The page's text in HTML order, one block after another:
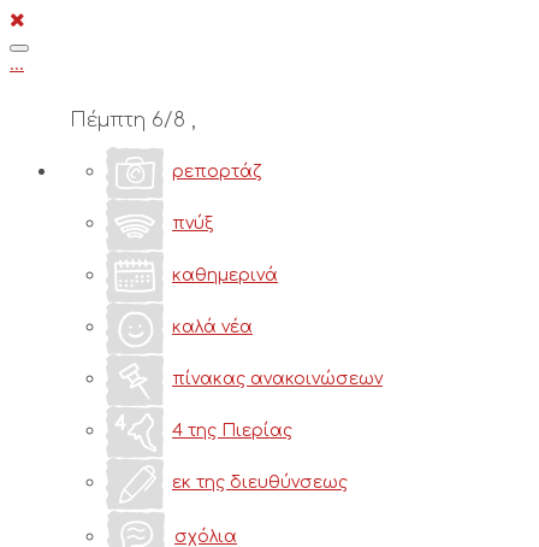
Toggle
navigation
...
Πέμπτη 6/8 ,
ρεπορτάζ
πνύξ
καθημερινά
καλά νέα
πίνακας ανακοινώσεων
4 της Πιερίας
εκ της διευθύνσεως
σχόλια